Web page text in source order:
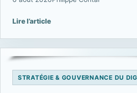
Lire l’article
STRATÉGIE & GOUVERNANCE DU